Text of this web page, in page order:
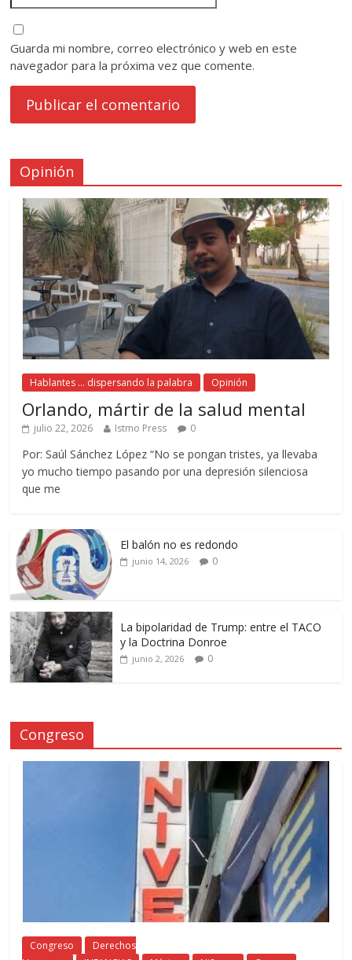
Guarda mi nombre, correo electrónico y web en este
navegador para la próxima vez que comente.
Opinión
Hablantes ... dispersando la palabra Opinión
Orlando, mártir de la salud mental
julio 22, 2026 Istmo Press 0
Por: Saúl Sánchez López “No se pongan tristes, ya llevaba
yo mucho tiempo pasando por una depresión silenciosa
que me
El balón no es redondo
junio 14, 2026 0
La bipolaridad de Trump: entre el TACO
y la Doctrina Donroe
junio 2, 2026 0
Congreso
Congreso
Derechos